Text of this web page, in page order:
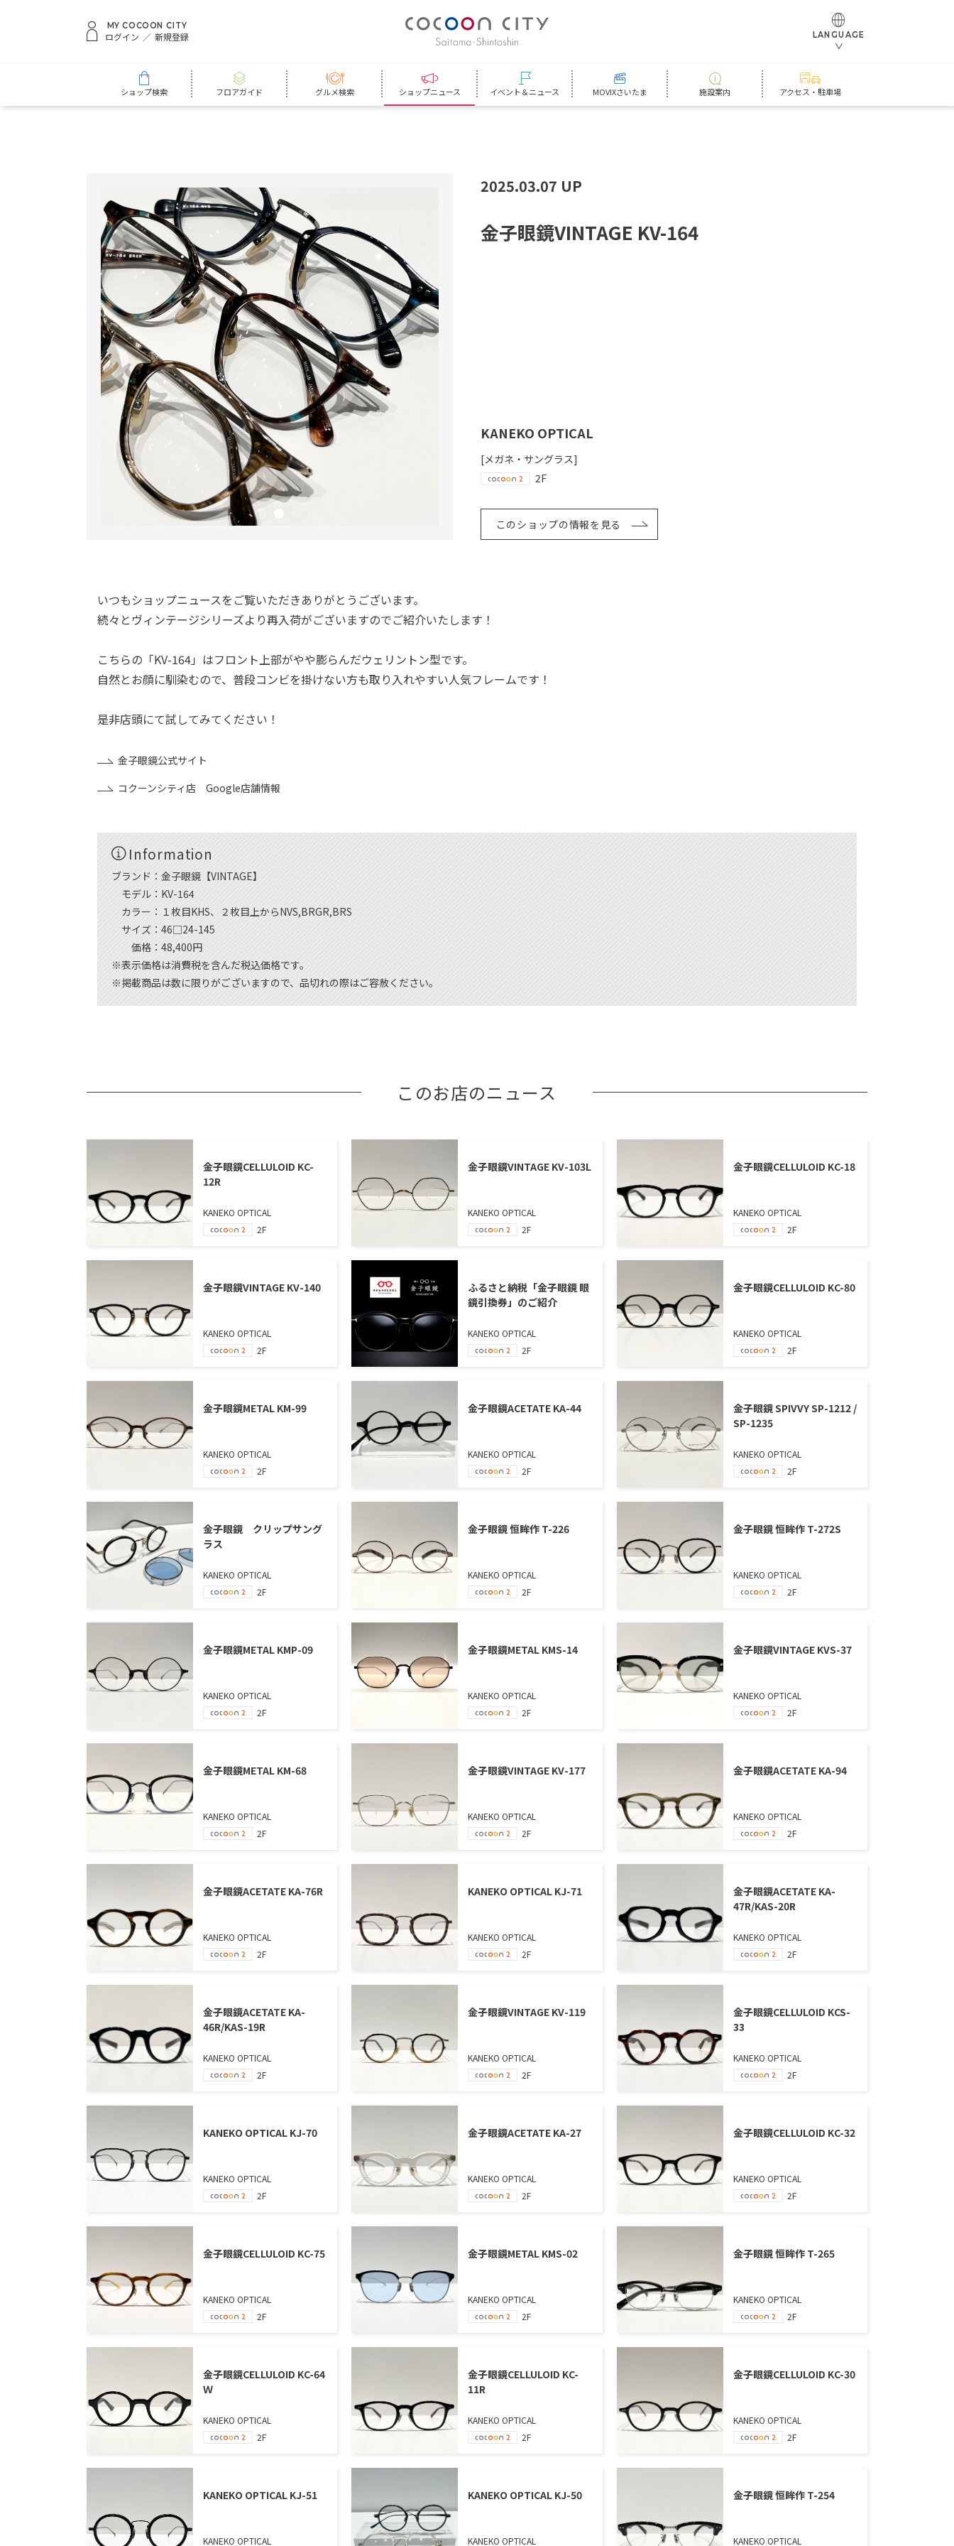
MY COCOON CITY
ログイン 新規登録 LANGUAGE
ショップ検索 フロアガイド グルメ検索 ショップニュース イベント＆ニュース MOVIXさいたま 施設案内 アクセス・駐車場
2025.03.07 UP
金子眼鏡VINTAGE KV-164
KANEKO OPTICAL
[メガネ・サングラス]
2F
このショップの情報を見る
いつもショップニュースをご覧いただきありがとうございます。
続々とヴィンテージシリーズより再入荷がございますのでご紹介いたします！
こちらの「KV-164」はフロント上部がやや膨らんだウェリントン型です。
自然とお顔に馴染むので、普段コンビを掛けない方も取り入れやすい人気フレームです！
是非店頭にて試してみてください！
金子眼鏡公式サイト
コクーンシティ店 Google店舗情報
Information
ブランド：金子眼鏡【VINTAGE】
モデル：KV-164
カラー：１枚目KHS、２枚目上からNVS,BRGR,BRS
サイズ：46□24-145
価格：48,400円
※表示価格は消費税を含んだ税込価格です。
※掲載商品は数に限りがございますので、品切れの際はご容赦ください。
このお店のニュース
金子眼鏡CELLULOID KC-
12R
KANEKO OPTICAL
2F
金子眼鏡VINTAGE KV-103L
KANEKO OPTICAL
2F
金子眼鏡CELLULOID KC-18
KANEKO OPTICAL
2F
金子眼鏡VINTAGE KV-140
KANEKO OPTICAL
2F
ふるさと納税「金子眼鏡 眼
鏡引換券」のご紹介
KANEKO OPTICAL
2F
金子眼鏡CELLULOID KC-80
KANEKO OPTICAL
2F
金子眼鏡METAL KM-99
KANEKO OPTICAL
2F
金子眼鏡ACETATE KA-44
KANEKO OPTICAL
2F
金子眼鏡 SPIVVY SP-1212 /
SP-1235
KANEKO OPTICAL
2F
金子眼鏡 クリップサング
ラス
KANEKO OPTICAL
2F
金子眼鏡 恒眸作 T-226
KANEKO OPTICAL
2F
金子眼鏡 恒眸作 T-272S
KANEKO OPTICAL
2F
金子眼鏡METAL KMP-09
KANEKO OPTICAL
2F
金子眼鏡METAL KMS-14
KANEKO OPTICAL
2F
金子眼鏡VINTAGE KVS-37
KANEKO OPTICAL
2F
金子眼鏡METAL KM-68
KANEKO OPTICAL
2F
金子眼鏡VINTAGE KV-177
KANEKO OPTICAL
2F
金子眼鏡ACETATE KA-94
KANEKO OPTICAL
2F
金子眼鏡ACETATE KA-76R
KANEKO OPTICAL
2F
KANEKO OPTICAL KJ-71
KANEKO OPTICAL
2F
金子眼鏡ACETATE KA-
47R/KAS-20R
KANEKO OPTICAL
2F
金子眼鏡ACETATE KA-
46R/KAS-19R
KANEKO OPTICAL
2F
金子眼鏡VINTAGE KV-119
KANEKO OPTICAL
2F
金子眼鏡CELLULOID KCS-
33
KANEKO OPTICAL
2F
KANEKO OPTICAL KJ-70
KANEKO OPTICAL
2F
金子眼鏡ACETATE KA-27
KANEKO OPTICAL
2F
金子眼鏡CELLULOID KC-32
KANEKO OPTICAL
2F
金子眼鏡CELLULOID KC-75
KANEKO OPTICAL
2F
金子眼鏡METAL KMS-02
KANEKO OPTICAL
2F
金子眼鏡 恒眸作 T-265
KANEKO OPTICAL
2F
金子眼鏡CELLULOID KC-64
Ｗ
KANEKO OPTICAL
2F
金子眼鏡CELLULOID KC-
11R
KANEKO OPTICAL
2F
金子眼鏡CELLULOID KC-30
KANEKO OPTICAL
2F
KANEKO OPTICAL KJ-51
KANEKO OPTICAL
KANEKO OPTICAL KJ-50
KANEKO OPTICAL
金子眼鏡 恒眸作 T-254
KANEKO OPTICAL